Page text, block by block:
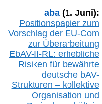
aba(1. Juni):
Positionspapier zum
Vorschlag der EU-Com
zur Überarbeitung
EbAV-II-RL: erhebliche
Risiken für bewährte
deutsche bAV-
Strukturen – kollektive
Organisation und